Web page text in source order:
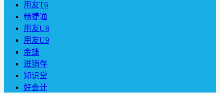
用友T6
畅捷通
用友U8
用友U9
金蝶
进销存
知识堂
好会计